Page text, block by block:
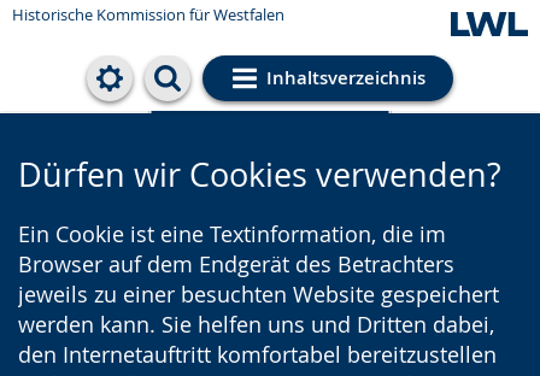
Historische Kommission für Westfalen
Inhaltsverzeichnis
Cookie-Einstellungen
Dürfen wir Cookies verwenden?
Ein Cookie ist eine Textinformation, die im
Browser auf dem Endgerät des Betrachters
jeweils zu einer besuchten Website gespeichert
werden kann. Sie helfen uns und Dritten dabei,
den Internetauftritt komfortabel bereitzustellen